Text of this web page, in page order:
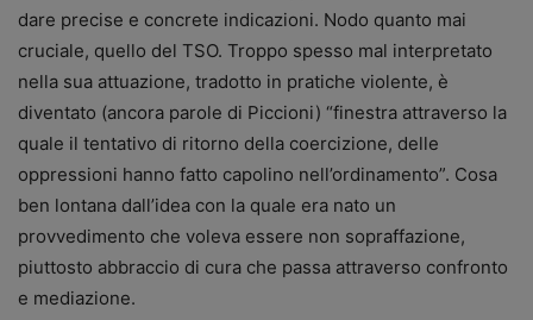
dare precise e concrete indicazioni. Nodo quanto mai
cruciale, quello del TSO. Troppo spesso mal interpretato
nella sua attuazione, tradotto in pratiche violente, è
diventato (ancora parole di Piccioni) “finestra attraverso la
quale il tentativo di ritorno della coercizione, delle
oppressioni hanno fatto capolino nell’ordinamento”. Cosa
ben lontana dall’idea con la quale era nato un
provvedimento che voleva essere non sopraffazione,
piuttosto abbraccio di cura che passa attraverso confronto
e mediazione.